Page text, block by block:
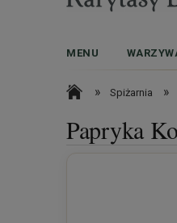
MENU
» Spiżarnia »
Papryka